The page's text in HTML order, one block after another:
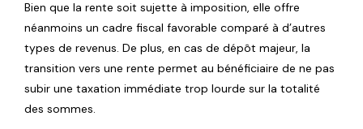
Bien que la rente soit sujette à imposition, elle offre
néanmoins un cadre fiscal favorable comparé à d’autres
types de revenus. De plus, en cas de dépôt majeur, la
transition vers une rente permet au bénéficiaire de ne pas
subir une taxation immédiate trop lourde sur la totalité
des sommes.